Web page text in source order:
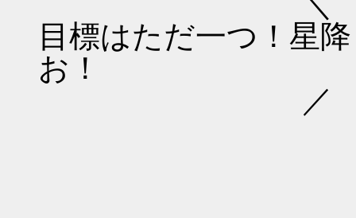
目標はただ一つ！星
お！
／